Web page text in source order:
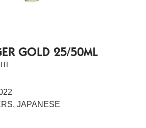
GOLD 25/50ML
HT
, JAPANESE